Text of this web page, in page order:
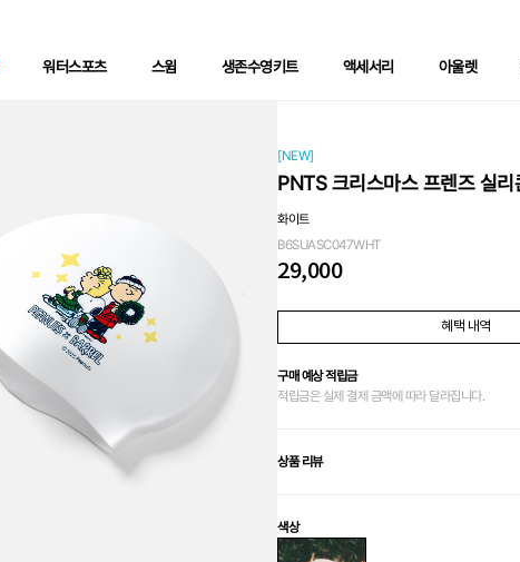
워터스포츠 스윔 생존수영키트 액세서리 아울렛
[NEW]
PNTS 크리스마스 프렌즈 실리
화이트
B6SUASC047WHT
29,000
혜택 내역
구매 예상 적립금
적립금은 실제 결제 금액에 따라 달라집니다.
상품 리뷰
색상